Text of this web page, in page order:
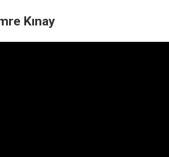
Kınay